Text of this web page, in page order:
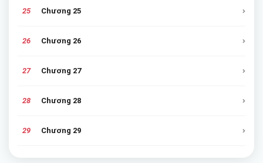
25 Chương 25
26 Chương 26
27 Chương 27
28 Chương 28
29 Chương 29